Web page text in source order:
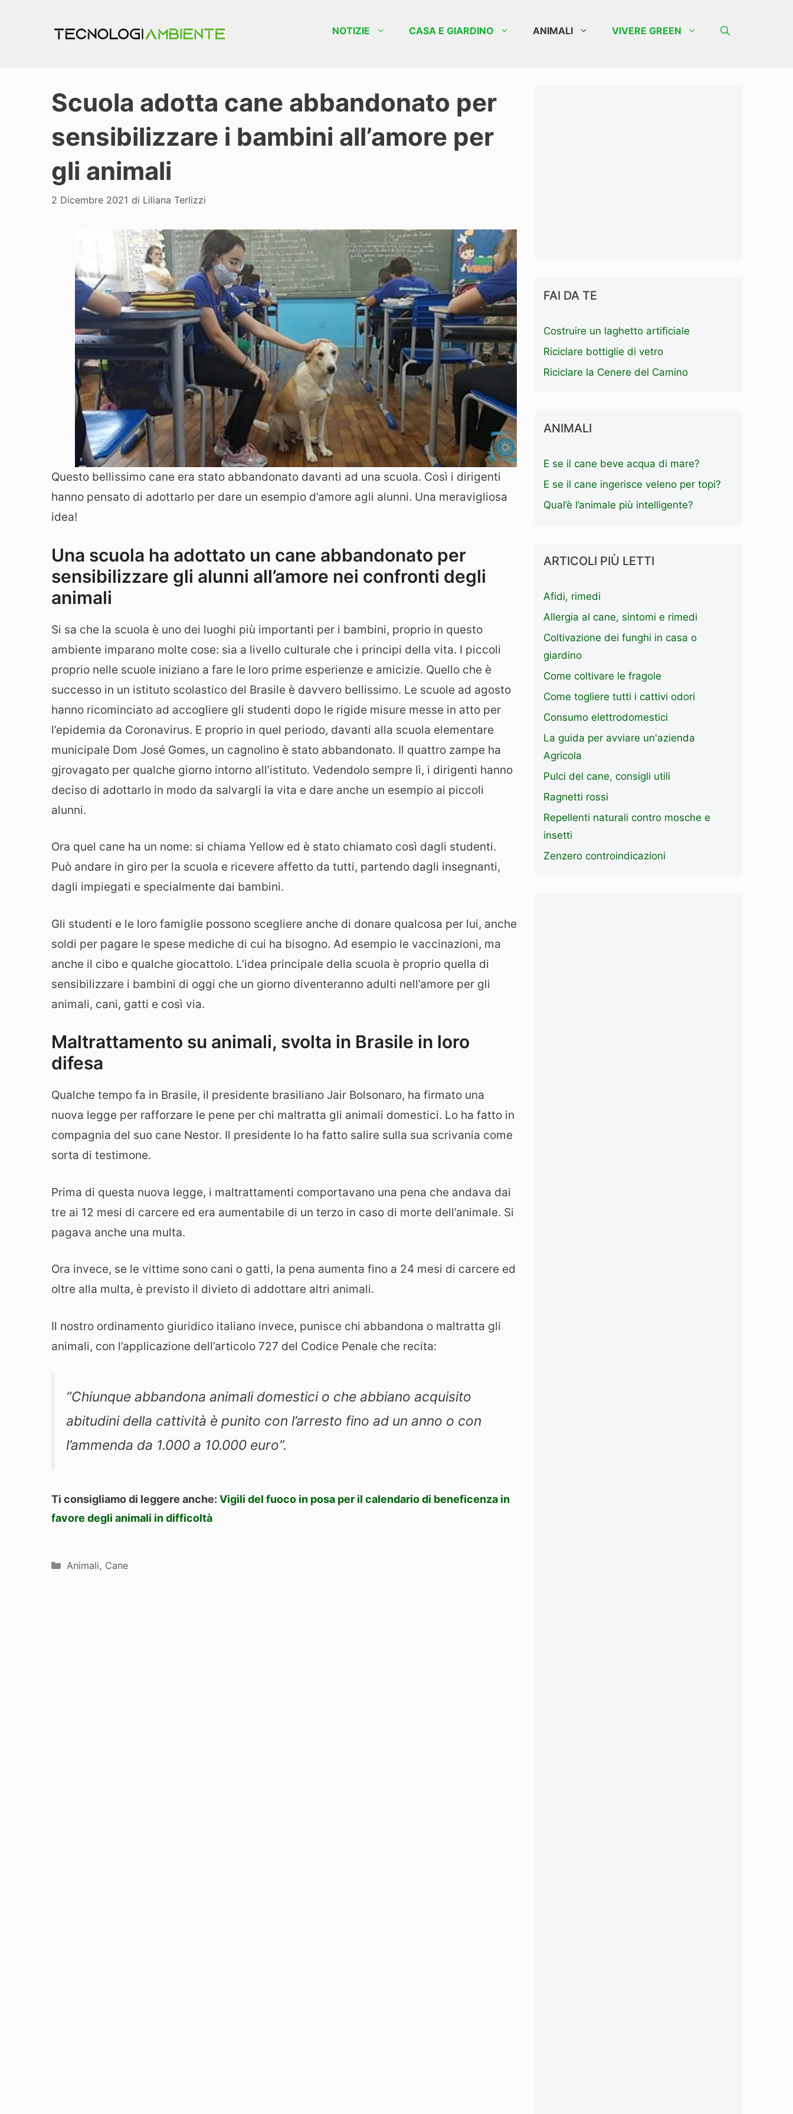
NOTIZIE CASA E GIARDINO ANIMALI VIVERE GREEN
Scuola adotta cane abbandonato per
sensibilizzare i bambini all’amore per
gli animali
2 Dicembre 2021 di Liliana Terlizzi
Questo bellissimo cane era stato abbandonato davanti ad una scuola. Così i dirigenti
hanno pensato di adottarlo per dare un esempio d’amore agli alunni. Una meravigliosa
idea!
Una scuola ha adottato un cane abbandonato per
sensibilizzare gli alunni all’amore nei confronti degli
animali
Si sa che la scuola è uno dei luoghi più importanti per i bambini, proprio in questo
ambiente imparano molte cose: sia a livello culturale che i principi della vita. I piccoli
proprio nelle scuole iniziano a fare le loro prime esperienze e amicizie. Quello che è
successo in un istituto scolastico del Brasile è davvero bellissimo. Le scuole ad agosto
hanno ricominciato ad accogliere gli studenti dopo le rigide misure messe in atto per
l’epidemia da Coronavirus. E proprio in quel periodo, davanti alla scuola elementare
municipale Dom José Gomes, un cagnolino è stato abbandonato. Il quattro zampe ha
gjrovagato per qualche giorno intorno all’istituto. Vedendolo sempre lì, i dirigenti hanno
deciso di adottarlo in modo da salvargli la vita e dare anche un esempio ai piccoli
alunni.
Ora quel cane ha un nome: si chiama Yellow ed è stato chiamato così dagli studenti.
Può andare in giro per la scuola e ricevere affetto da tutti, partendo dagli insegnanti,
dagli impiegati e specialmente dai bambini.
Gli studenti e le loro famiglie possono scegliere anche di donare qualcosa per lui, anche
soldi per pagare le spese mediche di cui ha bisogno. Ad esempio le vaccinazioni, ma
anche il cibo e qualche giocattolo. L’idea principale della scuola è proprio quella di
sensibilizzare i bambini di oggi che un giorno diventeranno adulti nell’amore per gli
animali, cani, gatti e così via.
Maltrattamento su animali, svolta in Brasile in loro
difesa
Qualche tempo fa in Brasile, il presidente brasiliano Jair Bolsonaro, ha firmato una
nuova legge per rafforzare le pene per chi maltratta gli animali domestici. Lo ha fatto in
compagnia del suo cane Nestor. Il presidente lo ha fatto salire sulla sua scrivania come
sorta di testimone.
Prima di questa nuova legge, i maltrattamenti comportavano una pena che andava dai
tre ai 12 mesi di carcere ed era aumentabile di un terzo in caso di morte dell’animale. Si
pagava anche una multa.
Ora invece, se le vittime sono cani o gatti, la pena aumenta fino a 24 mesi di carcere ed
oltre alla multa, è previsto il divieto di addottare altri animali.
Il nostro ordinamento giuridico italiano invece, punisce chi abbandona o maltratta gli
animali, con l’applicazione dell’articolo 727 del Codice Penale che recita:
“Chiunque abbandona animali domestici o che abbiano acquisito
abitudini della cattività è punito con l’arresto fino ad un anno o con
l’ammenda da 1.000 a 10.000 euro”.
Ti consigliamo di leggere anche: Vigili del fuoco in posa per il calendario di beneficenza in
favore degli animali in difficoltà
Categorie
Animali, Cane
FAI DA TE
Costruire un laghetto artificiale
Riciclare bottiglie di vetro
Riciclare la Cenere del Camino
ANIMALI
E se il cane beve acqua di mare?
E se il cane ingerisce veleno per topi?
Qual’è l’animale più intelligente?
ARTICOLI PIÙ LETTI
Afidi, rimedi
Allergia al cane, sintomi e rimedi
Coltivazione dei funghi in casa o
giardino
Come coltivare le fragole
Come togliere tutti i cattivi odori
Consumo elettrodomestici
La guida per avviare un'azienda
Agricola
Pulci del cane, consigli utili
Ragnetti rossi
Repellenti naturali contro mosche e
insetti
Zenzero controindicazioni